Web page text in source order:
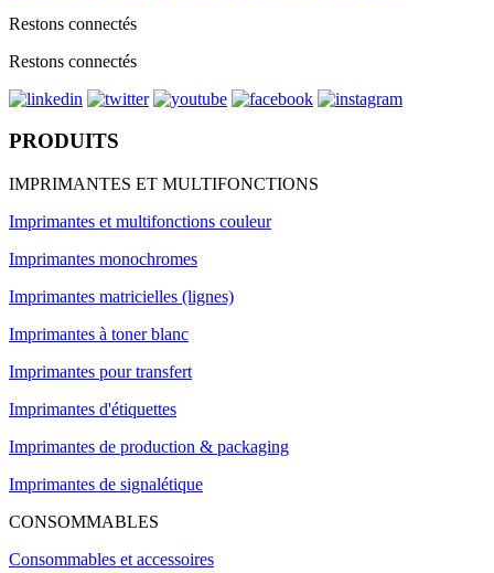
Restons connectés
Restons connectés
PRODUITS
IMPRIMANTES ET MULTIFONCTIONS
Imprimantes et multifonctions couleur
Imprimantes monochromes
Imprimantes matricielles (lignes)
Imprimantes à toner blanc
Imprimantes pour transfert
Imprimantes d'étiquettes
Imprimantes de production & packaging
Imprimantes de signalétique
CONSOMMABLES
Consommables et accessoires